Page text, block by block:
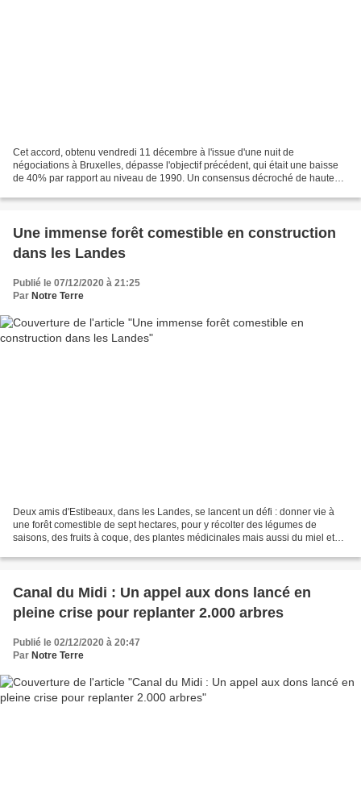
Cet accord, obtenu vendredi 11 décembre à l'issue d'une nuit de
négociations à Bruxelles, dépasse l'objectif précédent, qui était une baisse
de 40% par rapport au niveau de 1990. Un consensus décroché de haute
Une immense forêt comestible en construction
dans les Landes
Publié le 07/12/2020 à 21:25
Par Notre Terre
Deux amis d'Estibeaux, dans les Landes, se lancent un défi : donner vie à
une forêt comestible de sept hectares, pour y récolter des légumes de
saisons, des fruits à coque, des plantes médicinales mais aussi du miel et
Canal du Midi : Un appel aux dons lancé en
pleine crise pour replanter 2.000 arbres
Publié le 02/12/2020 à 20:47
Par Notre Terre